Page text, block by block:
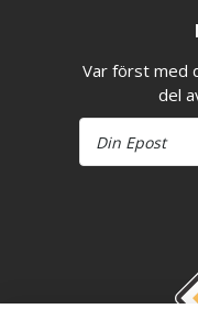
Var först med
del